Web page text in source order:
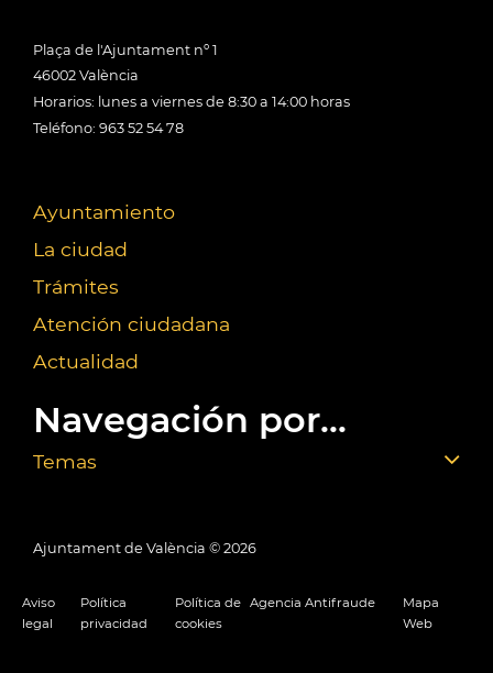
Plaça de l'Ajuntament nº 1
46002 València
Horarios: lunes a viernes de 8:30 a 14:00 horas
Teléfono: 963 52 54 78
Ayuntamiento
La ciudad
Trámites
Atención ciudadana
Actualidad
Navegación por...
Temas
Ajuntament de València © 2026
Aviso
legal
Política
privacidad
Política de
cookies
Agencia Antifraude
Mapa
Web